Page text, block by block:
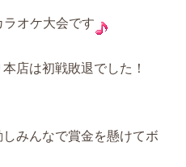
オケ大会です
店は初戦敗退でした！
みんなで賞金を懸けてボ